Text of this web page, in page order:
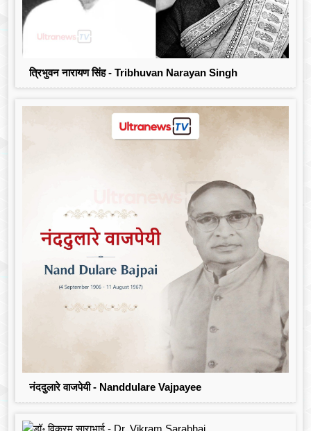
त्रिभुवन नारायण सिंह - Tribhuvan Narayan Singh
नंददुलारे वाजपेयी - Nanddulare Vajpayee